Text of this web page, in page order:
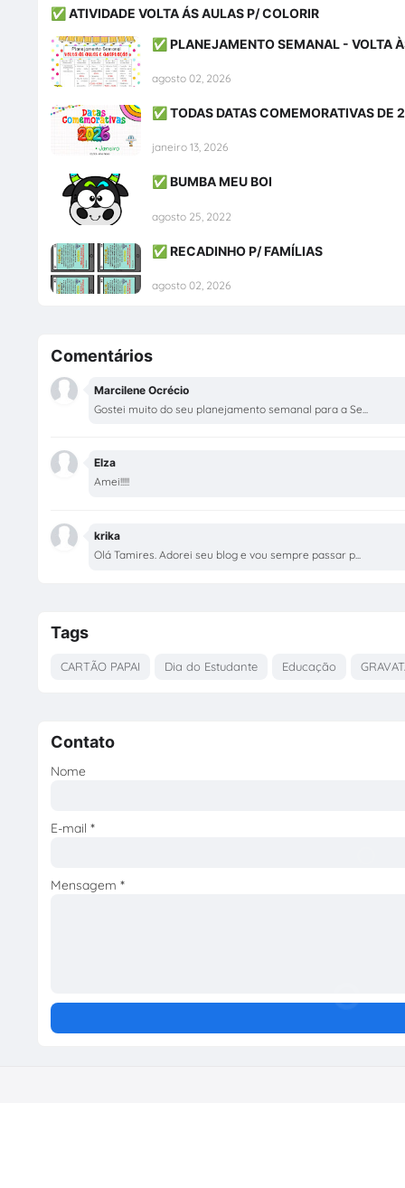
✅ ATIVIDADE VOLTA ÁS AULAS P/ COLORIR
✅ PLANEJAMENTO SEMANAL - VOLTA
agosto 02, 2026
✅ TODAS DATAS COMEMORATIVAS DE
janeiro 13, 2026
✅ BUMBA MEU BOI
agosto 25, 2022
✅ RECADINHO P/ FAMÍLIAS
agosto 02, 2026
Comentários
Marcilene Ocrécio
Gostei muito do seu planejamento semanal para a Se...
Elza
Amei!!!!!
krika
Olá Tamires. Adorei seu blog e vou sempre passar p...
Tags
CARTÃO PAPAI Dia do Estudante Educação
Contato
Nome
E-mail *
Mensagem *